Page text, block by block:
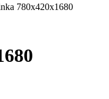
780x420x1680